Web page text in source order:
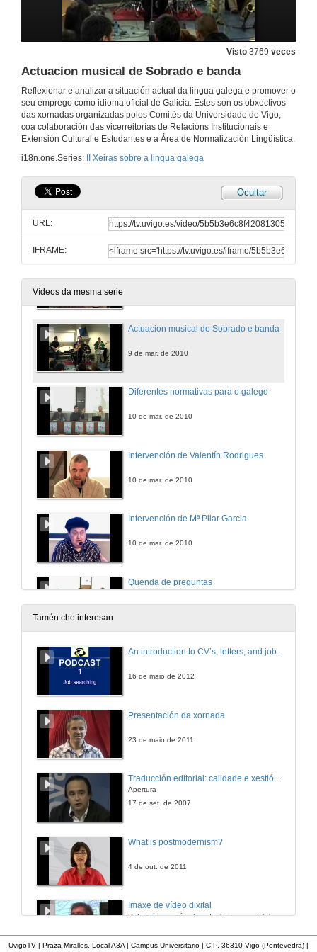
Visto 3769 veces
Actuacion musical de Sobrado e banda
Reflexionar e analizar a situación actual da lingua galega e promover o
seu emprego como idioma oficial de Galicia. Estes son os obxectivos
das xornadas organizadas polos Comités da Universidade de Vigo,
coa colaboración das vicerreitorías de Relacións Institucionais e
Extensión Cultural e Estudantes e a Área de Normalización Lingüística.
i18n.one.Series:
II Xeiras sobre a lingua galega
Ocultar
URL:
IFRAME:
Vídeos da mesma serie
Intervención de Francisco Rodríguez
9 de mar. de 2010
Quenda de preguntas
9 de mar. de 2010
O movemento bravú
9 de mar. de 2010
Intervención de Xurxo Souto
9 de mar. de 2010
A música tradicional e de autor
Actuacion musical de Sobrado e banda
9 de mar. de 2010
Diferentes normativas para o galego
10 de mar. de 2010
Intervención de Valentín Rodrigues
10 de mar. de 2010
Intervención de Mª Pilar Garcia
10 de mar. de 2010
Quenda de preguntas
10 de mar. de 2010
Intervención de Daniel Landesa
Turno de preguntas
Tamén che interesan
An introduction to CV’s, letters, and job searching
16 de maio de 2012
Presentación da xornada
23 de maio de 2011
Traducción editorial: calidade e xestión de proxectos
Apertura
17 de set. de 2007
What is postmodernism?
4 de out. de 2011
Imaxe de vídeo dixital
Definición e parámetros dunha imaxe dixital. Resolución e Aspecto. Profundidade da cor. Compresión. Frame por segundo. Entrelazado. Campos, cadros
UvigoTV | Praza Miralles. Local A3A | Campus Universitario | C.P. 36310 Vigo (Pontevedra) |